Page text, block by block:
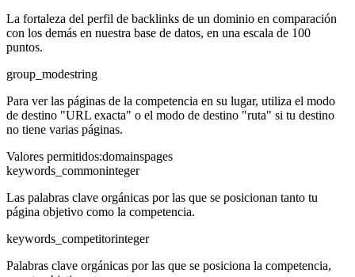
La fortaleza del perfil de backlinks de un dominio en comparación
con los demás en nuestra base de datos, en una escala de 100
puntos.
group_modestring
Para ver las páginas de la competencia en su lugar, utiliza el modo
de destino "URL exacta" o el modo de destino "ruta" si tu destino
no tiene varias páginas.
Valores permitidos:domainspages
keywords_commoninteger
Las palabras clave orgánicas por las que se posicionan tanto tu
página objetivo como la competencia.
keywords_competitorinteger
Palabras clave orgánicas por las que se posiciona la competencia,